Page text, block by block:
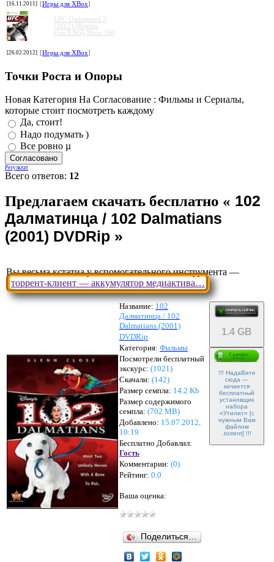
[16.11.2011] [Игры для XBox]
UFC Undisputed 3
(2012) [Region
Free/ENG] Xbox 360
[26.02.2012] [Игры для XBox]
Точки Роста и Опоры
Новая Категория На Согласование : Фильмы и Сериалы,
которые стоит посмотреть каждому
Да, стоит!
Надо подумать )
Все ровно µ
Результат
Всего ответов: 12
Вы весьма кстатиа у вспомогательного инструмента —
торрент-клиент — аккумулятор медиактива…
Название: 102
Далматинца / 102
Dalmatians (2001)
DVDRip
1.4 GB
!!! НадаВите
сюда —
качается
бесплатный
установщик
набора
«Утилит» [с
нужным Вам
файлом
.torrent] !!!
Категория: Фильмы
Посмотрели бесплатный
экскурс: (1021)
Скачали: (142)
Размер семпла: 14.2 Kb
Размер содержимого
семпла: (702 MB)
Добавлено: 15.07.2012,
10:19
Бесплатно Добавлил:
Гость
Комментарии: (0)
Рейтинг: 0.0
Ваша оценка:
Поделиться…